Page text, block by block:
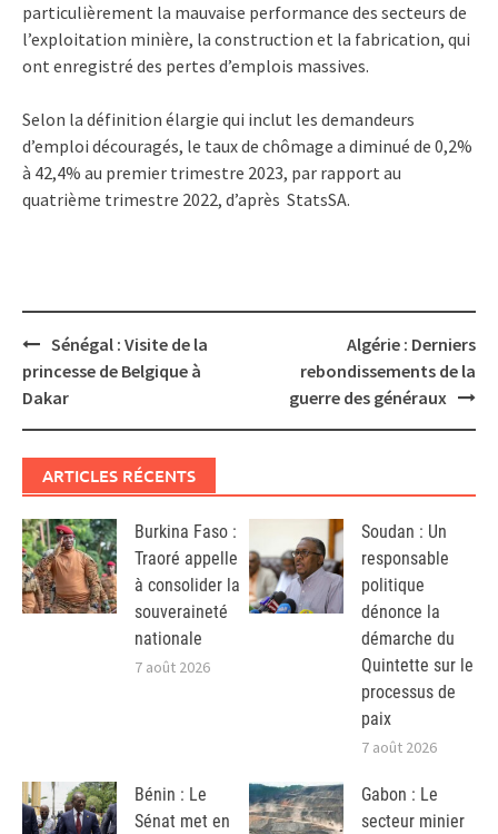
particulièrement la mauvaise performance des secteurs de
l’exploitation minière, la construction et la fabrication, qui
ont enregistré des pertes d’emplois massives.
Selon la définition élargie qui inclut les demandeurs
d’emploi découragés, le taux de chômage a diminué de 0,2%
à 42,4% au premier trimestre 2023, par rapport au
quatrième trimestre 2022, d’après StatsSA.
Post
navigation
Sénégal : Visite de la
princesse de Belgique à
Dakar
Algérie : Derniers
rebondissements de la
guerre des généraux
ARTICLES RÉCENTS
Burkina Faso :
Traoré appelle
à consolider la
souveraineté
nationale
7 août 2026
Soudan : Un
responsable
politique
dénonce la
démarche du
Quintette sur le
processus de
paix
7 août 2026
Bénin : Le
Sénat met en
Gabon : Le
secteur minier